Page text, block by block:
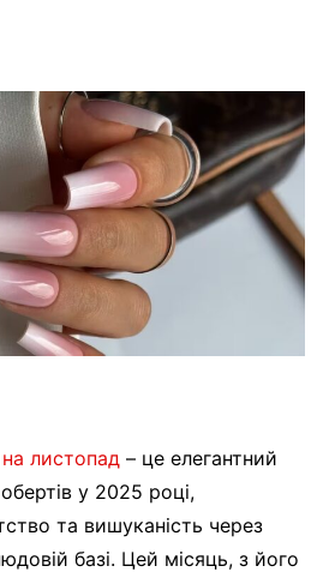
листопад – це елегантний
у 2025 році,
та вишуканість через
базі. Цей місяць, з його